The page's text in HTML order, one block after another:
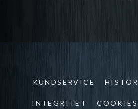
KUNDSERVICE
INTEGRITET COOKIES